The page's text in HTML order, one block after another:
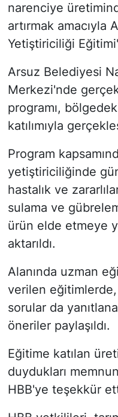
narenciye
artırmak amacıyla
Yetiştiriciliği
Arsuz Belediyesi
Merkezi'nde
programı,
katılımıyla
Program
yetiştiriciliğinde
hastalık ve
sulama ve
ürün elde etmeye
aktarıldı.
Alanında uzman
verilen
sorular da
öneriler paylaşıldı.
Eğitime katılan
duydukları
HBB'ye teşekkür